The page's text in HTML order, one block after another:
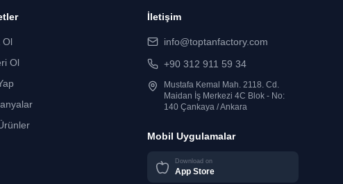
Ol
Ol
İletişim
info@toptanfactory.com
+90 312 911 59 34
Mustafa Kemal Mah. 2118. Cd.
Maidan İş Merkezi 4C Blok - No:
140 Çankaya / Ankara
Mobil Uygulamalar
Download on
App Store